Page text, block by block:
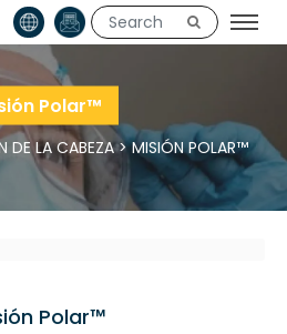
Polar™
DE LA CABEZA>MISIÓN POLAR™
Polar™